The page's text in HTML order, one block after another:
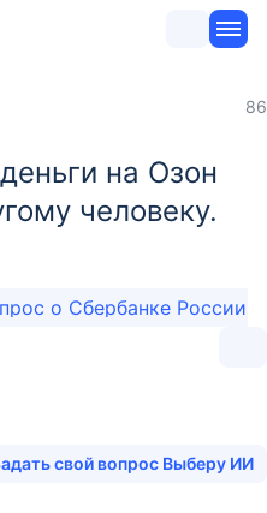
86
на Озон
человеку.
о Сбербанке России
свой вопрос Выберу ИИ